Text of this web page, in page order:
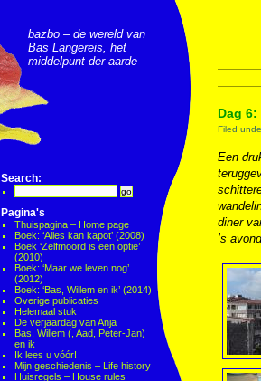
bazbo – de wereld van
Bas Langereis, het
middelpunt der aarde
Search:
Pagina's
Thuispagina – Home page
Boek: ‘Alles kan kapot’ (2008)
Boek ‘Zelfmoord is een optie’
(2010)
Boek: ‘Maar we leven nog’
(2012)
Boek: ‘Bas, Willem en ik’ (2014)
Overige publicaties
Helemaal stuk
De verjaardag van Anja
Bas, Willem (, Aad, Peter-Jan)
en ik
Ik lees u vóór!
Mijn geschiedenis – Life history
Huisregels – House rules
Dag
Filed
Een
diner
’s